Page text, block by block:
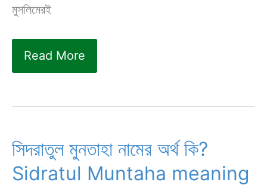
মুসলিমেরই
মোহাম্মদ
নামের
|
Mohammad
Read More
সিদরাতুল মুনতাহা নামের অর্থ কি?
Sidratul Muntaha meaning